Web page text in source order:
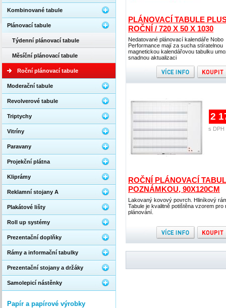
PLÁNOVACÍ TABULE
ROČNÍ / 720 X 50 X 1030
Nedatované plánovací kalendáře Nobo
Performance mají za sucha stíratelnou
magnetickou kalendářovou tabulku
snadnou aktualizaci
ROČNÍ PLÁNOVACÍ
POZNÁMKOU, 90X120CM
Lakovaný kovový povrch. Hliníkový
Tabule je kvalitně potištěna vzorem pro
plánování.
2
s DPH
Kombinované tabule
Plánovací tabule
Týdenní plánovací tabule
Měsíční plánovací tabule
Roční plánovací tabule
Moderační tabule
Revolverové tabule
Triptychy
Vitríny
Paravany
Projekční plátna
Kliprámy
Reklamní stojany A
Plakátové lišty
Roll up systémy
Prezentační doplňky
Rámy a informační tabulky
Prezentační stojany a držáky
Samolepicí nástěnky
Papír a papírové výrobky